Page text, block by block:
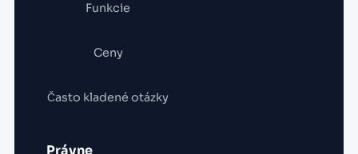
Funkcie
Ceny
Často kladené otázky
Právne